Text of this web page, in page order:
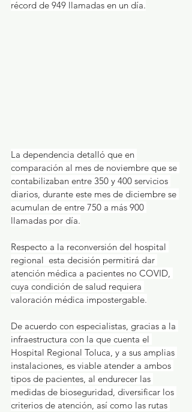
récord de 949 llamadas en un día.
La dependencia detalló que en
comparación al mes de noviembre que se
contabilizaban entre 350 y 400 servicios
diarios, durante este mes de diciembre se
acumulan de entre 750 a más 900
llamadas por día.
Respecto a la reconversión del hospital
regional  esta decisión permitirá dar
atención médica a pacientes no COVID,
cuya condición de salud requiera
valoración médica impostergable.
De acuerdo con especialistas, gracias a la
infraestructura con la que cuenta el
Hospital Regional Toluca, y a sus amplias
instalaciones, es viable atender a ambos
tipos de pacientes, al endurecer las
medidas de bioseguridad, diversificar los
criterios de atención, así como las rutas